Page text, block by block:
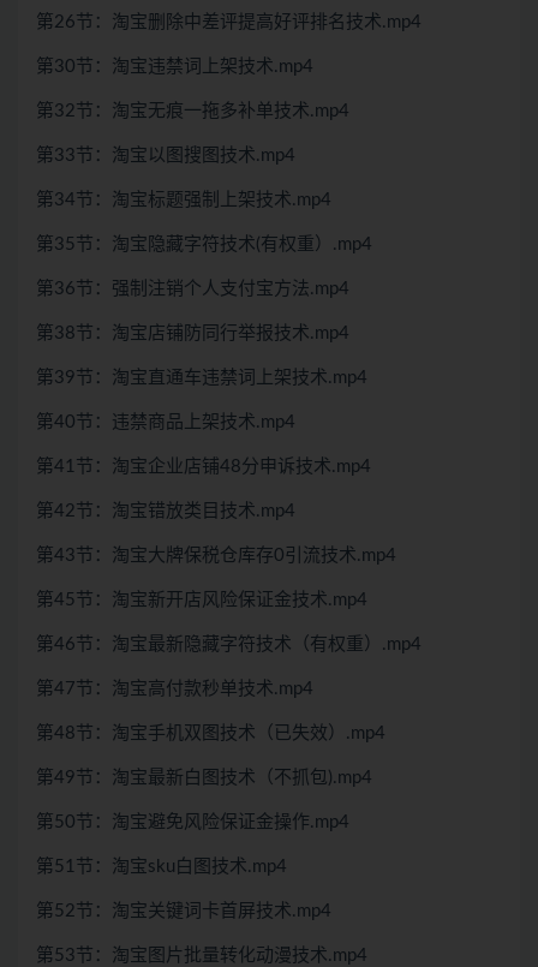
第26节：淘宝删除中差评提高好评排名技术.mp4
第30节：淘宝违禁词上架技术.mp4
第32节：淘宝无痕一拖多补单技术.mp4
第33节：淘宝以图搜图技术.mp4
第34节：淘宝标题强制上架技术.mp4
第35节：淘宝隐藏字符技术(有权重）.mp4
第36节：强制注销个人支付宝方法.mp4
第38节：淘宝店铺防同行举报技术.mp4
第39节：淘宝直通车违禁词上架技术.mp4
第40节：违禁商品上架技术.mp4
第41节：淘宝企业店铺48分申诉技术.mp4
第42节：淘宝错放类目技术.mp4
第43节：淘宝大牌保税仓库存0引流技术.mp4
第45节：淘宝新开店风险保证金技术.mp4
第46节：淘宝最新隐藏字符技术（有权重）.mp4
第47节：淘宝高付款秒单技术.mp4
第48节：淘宝手机双图技术（已失效）.mp4
第49节：淘宝最新白图技术（不抓包).mp4
第50节：淘宝避免风险保证金操作.mp4
第51节：淘宝sku白图技术.mp4
第52节：淘宝关键词卡首屏技术.mp4
第53节：淘宝图片批量转化动漫技术.mp4